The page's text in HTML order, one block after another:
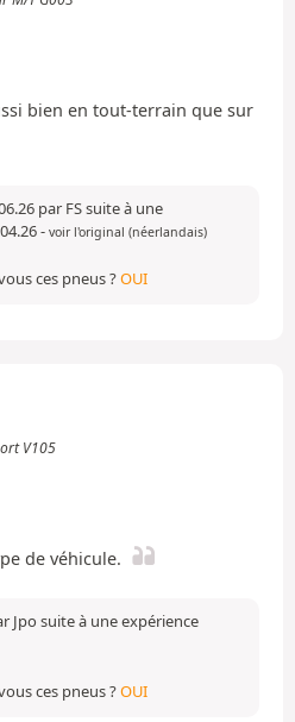
bien en tout-terrain que sur
par FS suite à une
- voir l'original (néerlandais)
ces pneus ?OUI
V105
de véhicule.
Jpo suite à une expérience
ces pneus ?OUI